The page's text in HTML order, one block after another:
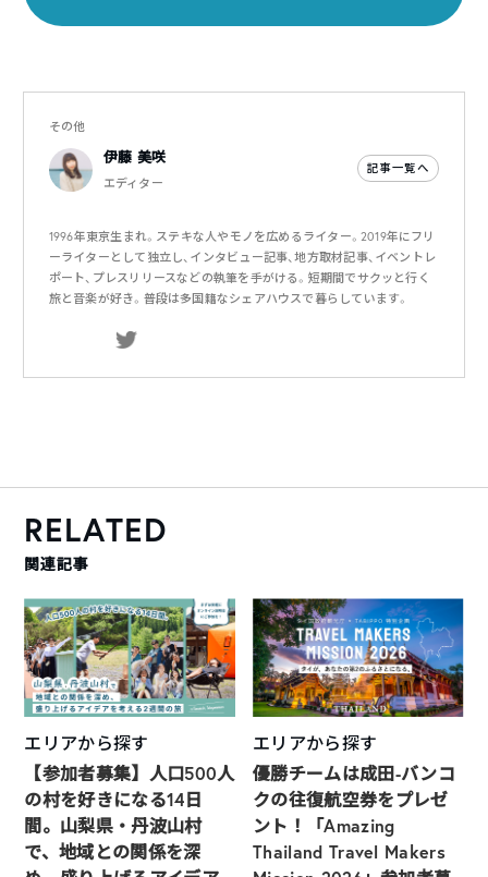
その他
伊藤 美咲
エディター
記事一覧へ
1996年東京生まれ。ステキな人やモノを広めるライター。2019年にフリ
ーライターとして独立し、インタビュー記事、地方取材記事、イベントレ
ポート、プレスリリースなどの執筆を手がける。短期間でサクッと行く
旅と音楽が好き。普段は多国籍なシェアハウスで暮らしています。
RELATED
関連記事
エリアから探す
【参加者募集】人口500人
の村を好きになる14日
間。山梨県・丹波山村
で、地域との関係を深
エリアから探す
優勝チームは成田-バンコ
クの往復航空券をプレゼ
ント！「Amazing
Thailand Travel Makers